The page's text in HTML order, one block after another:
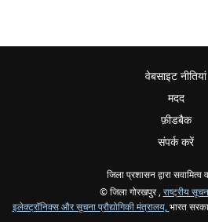
वेबसाइट नीतियां
मदद
फ़ीडबैक
संपर्क करें
जिला प्रशासन द्वारा सवामित्व
© जिला गोरखपुर , राष्ट्रीय
इलेक्ट्रॉनिक्स और सूचना प्रौद्योगिकी मंत्रालय, भारत